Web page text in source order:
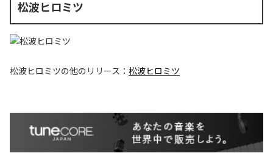
松波ヒロミツ
松波ヒロミツの他のリリース： 松波ヒロミツ